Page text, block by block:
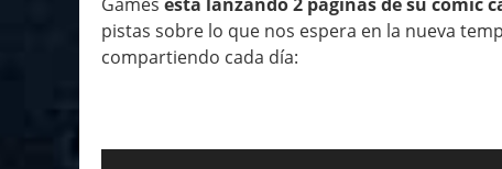
pistas sobre lo que nos espera en la nueva
compartiendo cada día: